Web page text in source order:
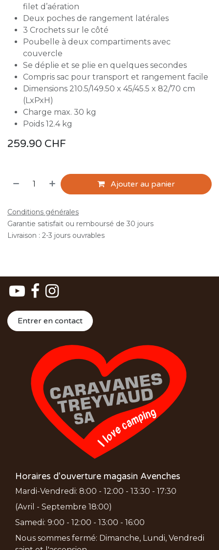
filet d’aération
Deux poches de rangement latérales
3 Crochets sur le côté
Poubelle à deux compartiments avec
couvercle
Se déplie et se plie en quelques secondes
Compris sac pour transport et rangement facile
Dimensions 210.5/149.50 x 45/45.5 x 82/70 cm
(LxPxH)
Charge max. 30 kg
Poids 12.4 kg
259.90 CHF
Ajouter au panier
Conditions générales
Garantie satisfait ou remboursé de 30 jours
Livraison : 2-3 jours ouvrables
Entrer en contact
Horaires d'ouverture magasin Avenches
Mardi-Vendredi: 8:00 - 12:00 - 13:30 - 17:30
(Avril - Septembre 18:00)
Samedi: 9:00 - 12:00 - 13:00 - 16:00
Nous sommes fermé: Dimanche, Lundi, Vendredi